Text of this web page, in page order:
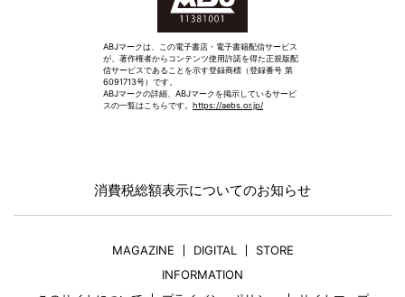
ABJマークは、この電子書店・電子書籍配信サービス
が、著作権者からコンテンツ使用許諾を得た正規版配
信サービスであることを示す登録商標（登録番号 第
6091713号）です。
ABJマークの詳細、ABJマークを掲示しているサービ
スの一覧はこちらです。 https://aebs.or.jp/
消費税総額表示についてのお知らせ
MAGAZINE DIGITAL
STORE
INFORMATION